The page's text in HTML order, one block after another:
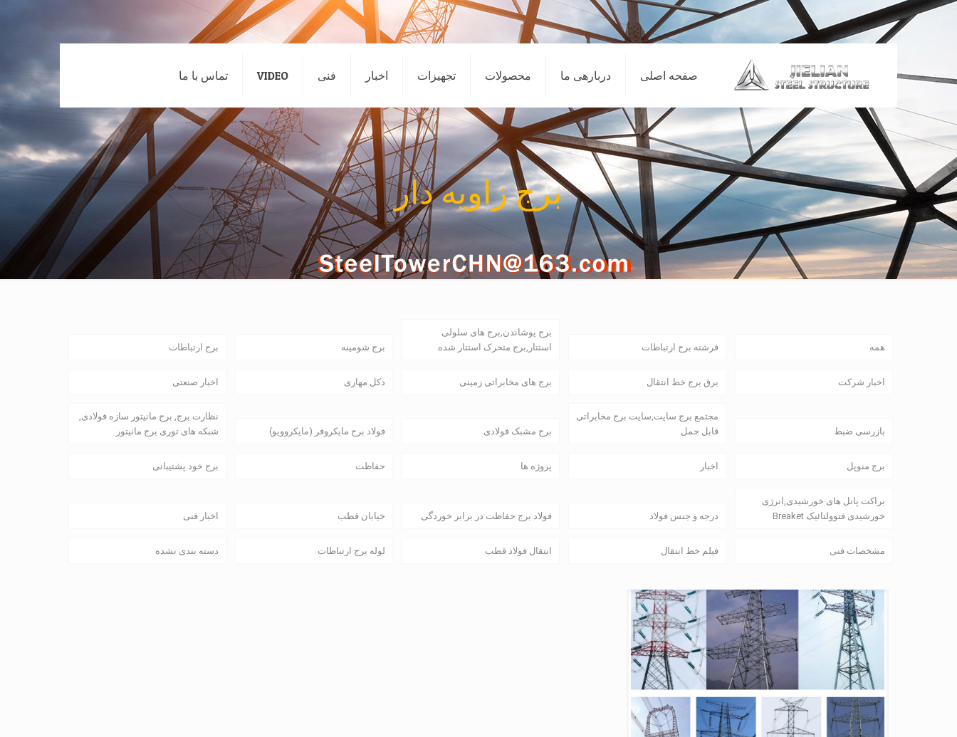
صفحه اصلی دربارهی ما محصولات تجهیزات اخبار فنی VIDEO تماس با ما
برج زاویه دار
همه فرشته برج ارتباطات
برج پوشاندن,برج های سلولی
استتار,برج متحرک استتار شده
برج شومینه برج ارتباطات
اخبار شرکت برق برج خط انتقال برج های مخابراتی زمینی دکل مهاری اخبار صنعتی
بازرسی ضبط
مجتمع برج سایت,سایت برج مخابراتی
قابل حمل
برج مشبک فولادی فولاد برج مایکروفر (مایکروویو)
نظارت برج, برج مانیتور سازه فولادی,
شبکه های توری برج مانیتور
برج منوپل اخبار پروژه ها حفاظت برج خود پشتیبانی
براکت پانل های خورشیدی,انرژی
خورشیدی فتوولتائیک Breaket
درجه و جنس فولاد فولاد برج حفاظت در برابر خوردگی خیابان قطب اخبار فنی
مشخصات فنی فیلم خط انتقال انتقال فولاد قطب لوله برج ارتباطات دسته بندی نشده